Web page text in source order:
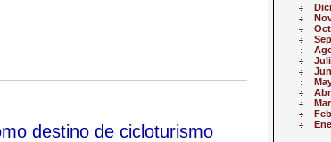
destino de cicloturismo